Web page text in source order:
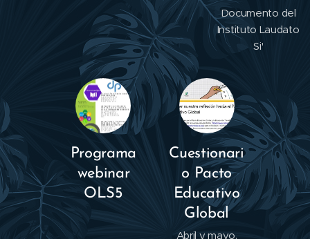
Documento del
Instituto Laudato
Si'
Programa
webinar
OLS5
Cuestionari
o Pacto
Educativo
Global
Abril y mayo.